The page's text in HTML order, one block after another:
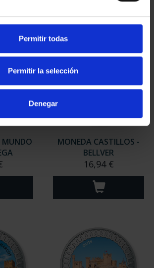
Permitir todas
Permitir la selección
Denegar
MUNDO
MONEDA CASTILLOS -
BELLVER
16,94 €